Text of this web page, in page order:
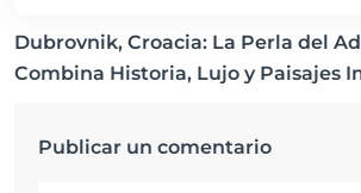
Dubrovnik, Croacia: La Perla del
Combina Historia, Lujo y Paisajes
Publicar un comentario